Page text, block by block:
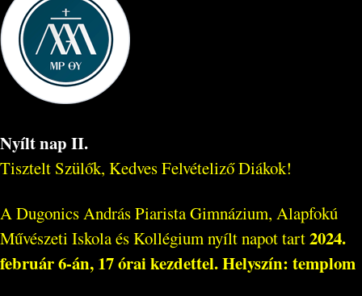
Nyílt nap II.
Tisztelt Szülők, Kedves Felvételiző Diákok!
A Dugonics András Piarista Gimnázium, Alapfokú
Művészeti Iskola és Kollégium nyílt napot tart2024.
február 6-án, 17 órai kezdettel. Helyszín: templom